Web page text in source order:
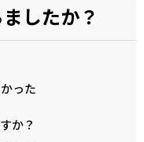
したか？
った
か？